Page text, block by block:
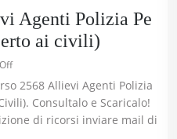
Agenti Polizia Pe
ai civili)
2568 Allievi Agenti Polizia
Consultalo e Scaricalo!
di ricorsi inviare mail di